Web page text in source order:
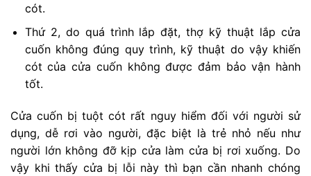
cót.
Thứ 2, do quá trình lắp đặt, thợ kỹ thuật lắp cửa
cuốn không đúng quy trình, kỹ thuật do vậy khiến
cót của cửa cuốn không được đảm bảo vận hành
tốt.
Cửa cuốn bị tuột cót rất nguy hiểm đối với người sử
dụng, dễ rơi vào người, đặc biệt là trẻ nhỏ nếu như
người lớn không đỡ kịp cửa làm cửa bị rơi xuống. Do
vậy khi thấy cửa bị lỗi này thì bạn cần nhanh chóng